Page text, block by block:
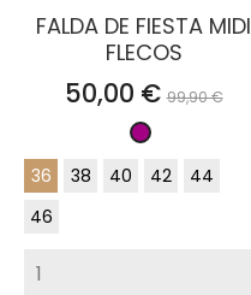
FALDA DE FIESTA MIDI
FLECOS
Precio
50,00 €Precio
99,90 €
Buganvilla
36
38 40 42
44
46